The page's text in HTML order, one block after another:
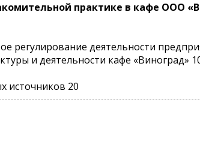
практике в кафе ООО
регулирование деятельности
и деятельности кафе «Виноград»
источников 20